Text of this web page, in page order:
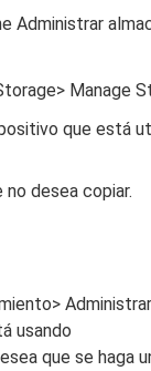
Administrar
Manage
que está
desea copiar.
usando
que se haga